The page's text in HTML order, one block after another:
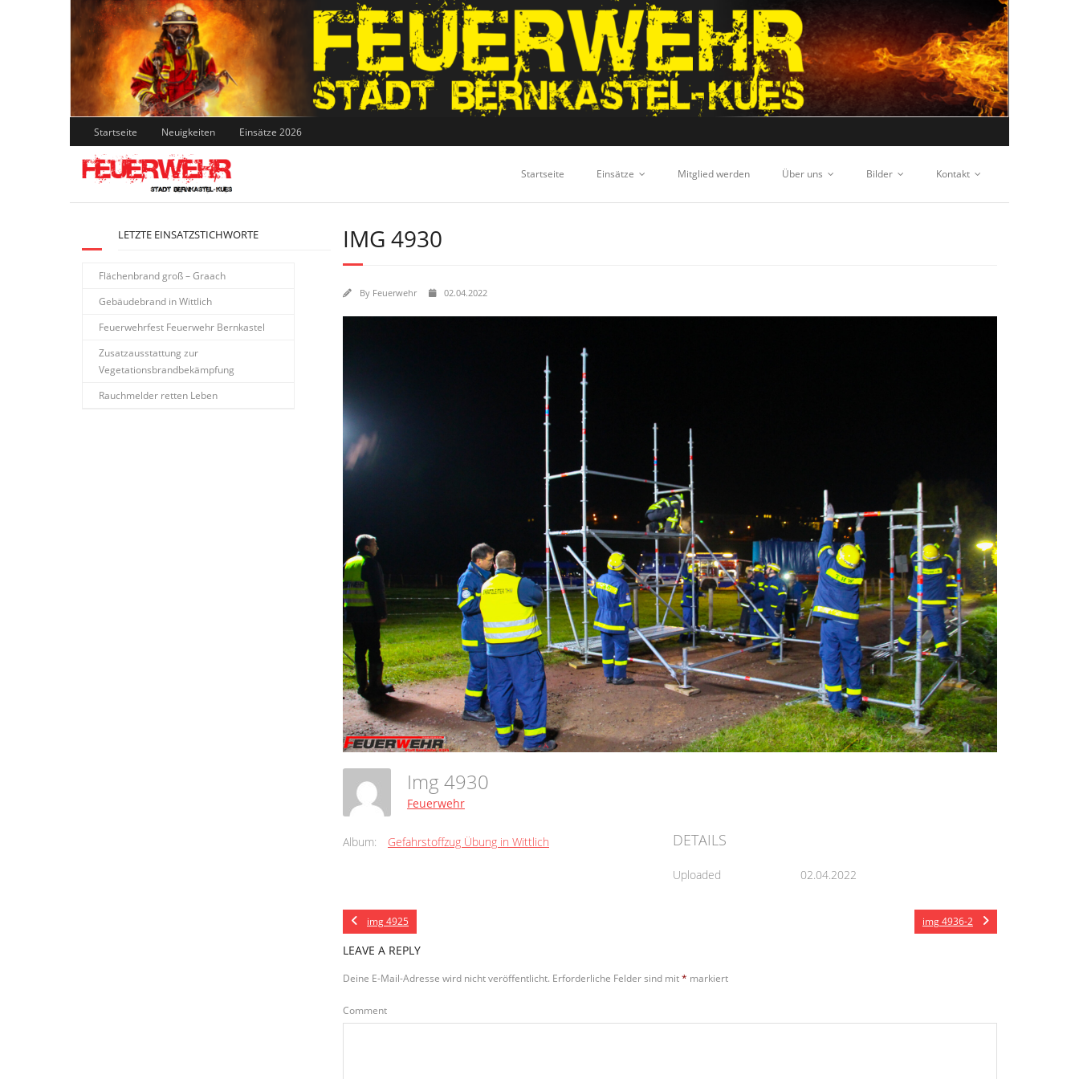
Skip
to
content
Startseite Neuigkeiten Einsätze 2026
Startseite Einsätze Mitglied werden Über uns Bilder Kontakt
IMG 4930
By Feuerwehr 02.04.2022
Img 4930
Feuerwehr
Album: Gefahrstoffzug Übung in Wittlich DETAILS
Uploaded 02.04.2022
img 4925 img 4936-2
LEAVE A REPLY
Deine E-Mail-Adresse wird nicht veröffentlicht. Erforderliche Felder sind mit* markiert
Comment
LETZTE EINSATZSTICHWORTE
Flächenbrand groß – Graach
Gebäudebrand in Wittlich
Feuerwehrfest Feuerwehr Bernkastel
Zusatzausstattung zur
Vegetationsbrandbekämpfung
Rauchmelder retten Leben